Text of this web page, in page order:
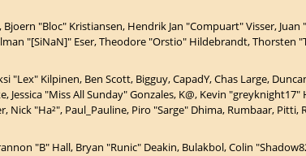
"Bloc" Kristiansen, Hendrik Jan "Compuart" Visser,
"[SiNaN]" Eser, Theodore "Orstio" Hildebrandt, Thorsten
"Lex" Kilpinen, Ben Scott, Bigguy, CapadY, Chas Large,
Jessica "Miss All Sunday" Gonzales, K@, Kevin
Nick "Ha²", Paul_Pauline, Piro "Sarge" Dhima, Rumbaar,
"B" Hall, Bryan "Runic" Deakin, Bulakbol, Colin